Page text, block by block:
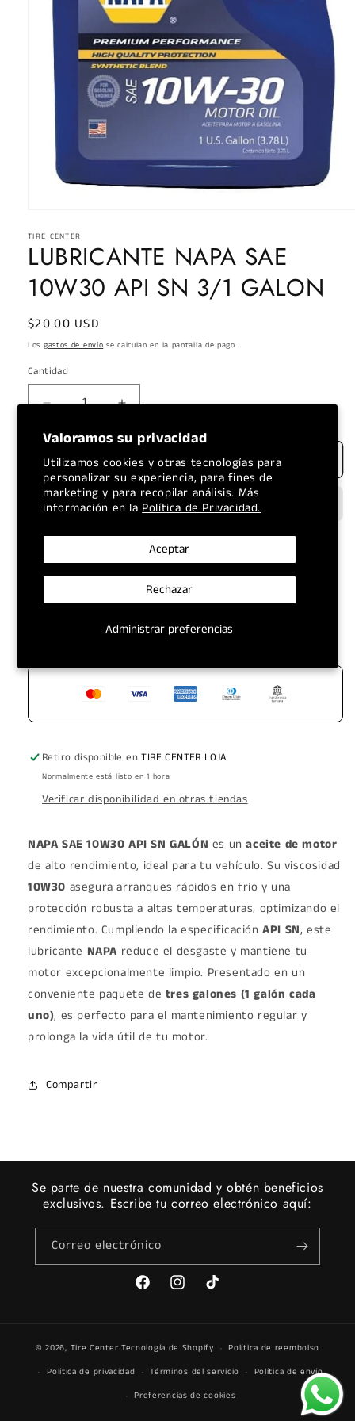
Valoramos su privacidad
Utilizamos cookies y otras tecnologías para
personalizar su experiencia, para fines de
marketing y para recopilar análisis. Más
información en la Política de Privacidad.
Administrar preferencias
Aceptar
Rechazar
multimedia
1
en
ventana
modal
TIRE CENTER
LUBRICANTE NAPA SAE
10W30 API SN 3/1 GALON
Precio
habitual
$20.00 USD
Los gastos de envío se calculan en la pantalla de pago.
Cantidad
Reducir
para
LUBRICANTE
NAPA
SAE
10W30
3/1
GALON
Aumentar
para
LUBRICANTE
NAPA
SAE
10W30
3/1
GALON
Agregar al carrito
INCLUYEN IVA NACIONAL
Retiro disponible enTIRE CENTER LOJA
Normalmente está listo en 1 hora
Verificar disponibilidad en otras tiendas
NAPA SAE 10W30 API SN GALÓN es unaceite de motor
de alto rendimiento, ideal para tu vehículo. Su viscosidad
10W30 asegura arranques rápidos en frío y una
protección robusta a altas temperaturas, optimizando el
rendimiento. Cumpliendo la especificaciónAPI SN, este
lubricante NAPA reduce el desgaste y mantiene tu
motor excepcionalmente limpio. Presentado en un
conveniente paquete de tres galones (1 galón cada
uno), es perfecto para el mantenimiento regular y
prolonga la vida útil de tu motor.
Compartir
Se parte de nuestra comunidad y obtén beneficios
exclusivos. Escribe tu correo electrónico aquí:
Correo electrónico
FacebookInstagramTikTok
© 2026, Tire Center Tecnología de Shopify
Política de reembolso
Política de privacidad
Términos del servicio
Política de envío
Preferencias de cookies